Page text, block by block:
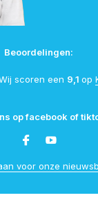
Beoordelingen:
scoren een 9,1 op
op facebook of
voor onze